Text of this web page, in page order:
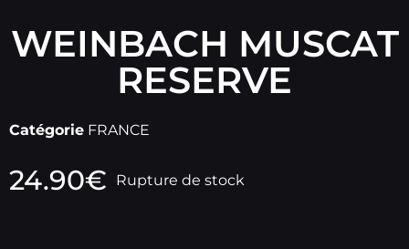
WEINBACH MUSCAT
RESERVE
Catégorie FRANCE
24.90€ Rupture de stock